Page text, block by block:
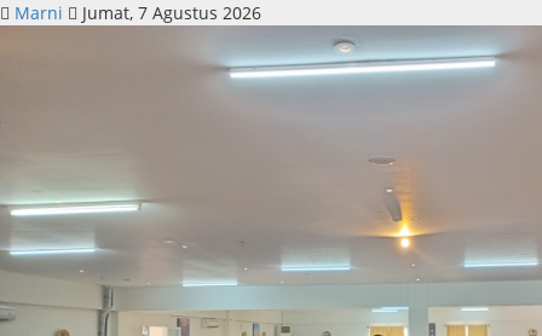
Marni Jumat, 7 Agustus 2026